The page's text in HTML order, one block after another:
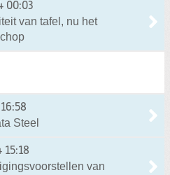
00:03
van tafel, nu het
Steel
van